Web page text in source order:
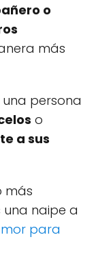
o
más
persona
o
a sus
más
una naipe a
para